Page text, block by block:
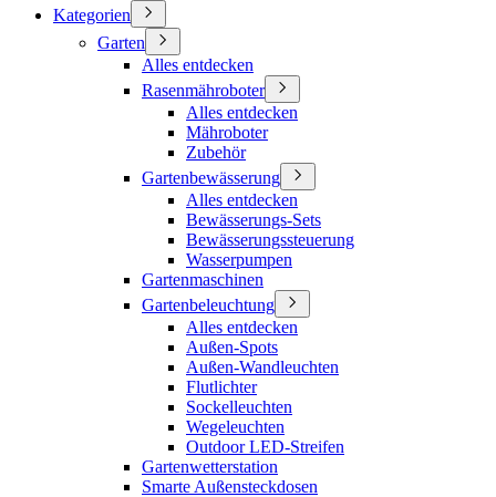
Kategorien
Garten
Alles entdecken
Rasenmähroboter
Alles entdecken
Mähroboter
Zubehör
Gartenbewässerung
Alles entdecken
Bewässerungs-Sets
Bewässerungssteuerung
Wasserpumpen
Gartenmaschinen
Gartenbeleuchtung
Alles entdecken
Außen-Spots
Außen-Wandleuchten
Flutlichter
Sockelleuchten
Wegeleuchten
Outdoor LED-Streifen
Gartenwetterstation
Smarte Außensteckdosen